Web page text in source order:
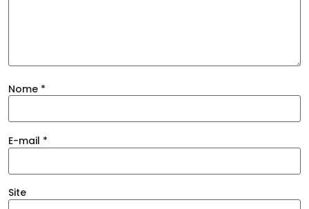
Nome *
E-mail *
Site